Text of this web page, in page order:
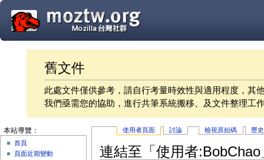
舊文件
此處文件僅供參考，請自行考量時效性與適用程度，其
我們亟需您的協助，進行共筆系統搬移、及文件整理工
使用者頁面 討論 檢視原始碼 歷
連結至「使用者
本站導覽：
首頁
頁面近期變動